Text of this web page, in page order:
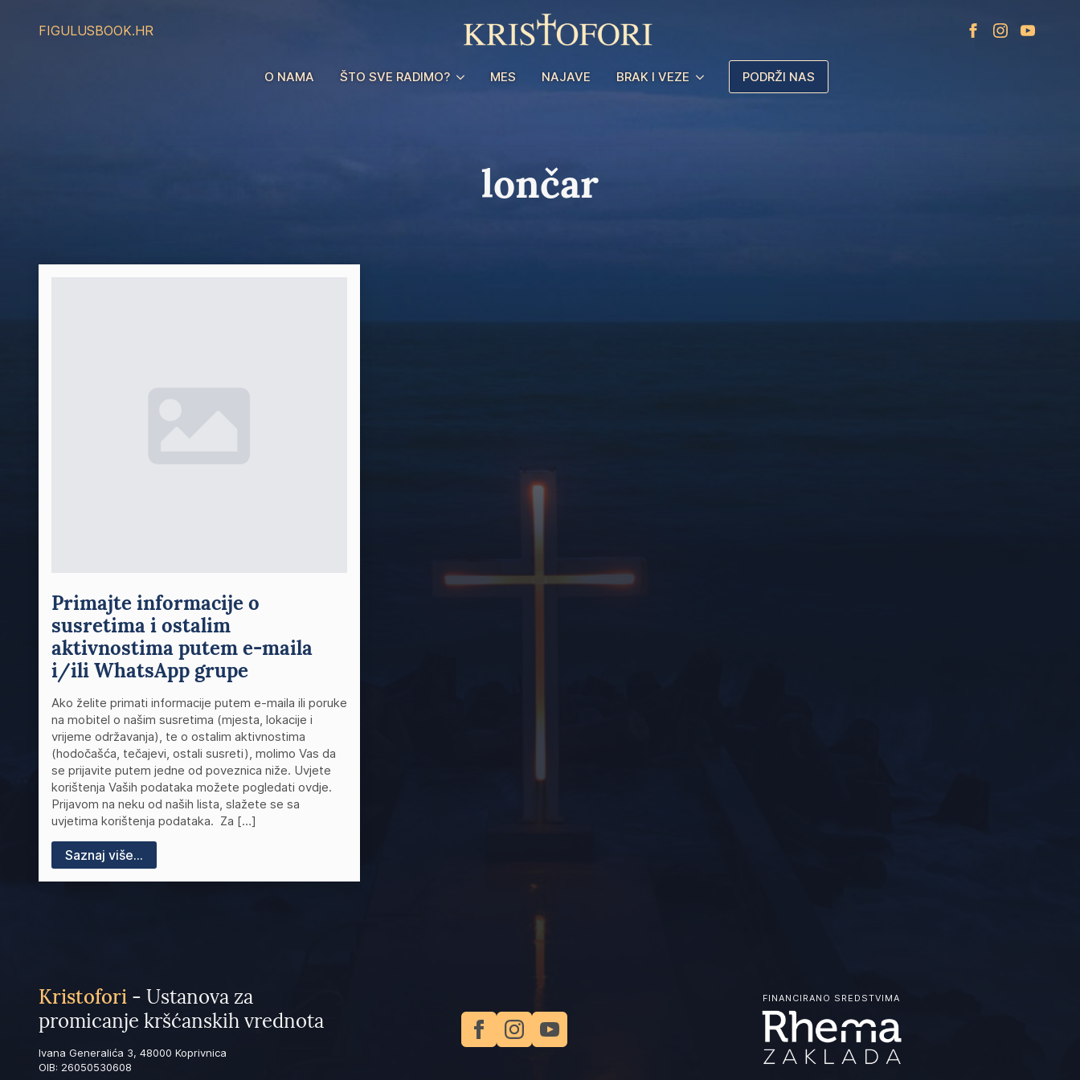
FIGULUSBOOK.HR
O NAMA ŠTO SVE RADIMO? MES NAJAVE BRAK I VEZE PODRŽI NAS
lončar
Primajte informacije o
susretima i ostalim
aktivnostima putem e-maila
i/ili WhatsApp grupe
Ako želite primati informacije putem e-maila ili poruke
na mobitel o našim susretima (mjesta, lokacije i
vrijeme održavanja), te o ostalim aktivnostima
(hodočašća, tečajevi, ostali susreti), molimo Vas da
se prijavite putem jedne od poveznica niže. Uvjete
korištenja Vaših podataka možete pogledati ovdje.
Prijavom na neku od naših lista, slažete se sa
uvjetima korištenja podataka. Za […]
Saznaj više...
Kristofori - Ustanova za
promicanje kršćanskih vrednota
Ivana Generalića 3, 48000 Koprivnica
OIB: 26050530608
FINANCIRANO SREDSTVIMA